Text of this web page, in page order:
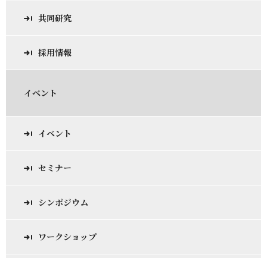
共同研究
採用情報
イベント
イベント
セミナー
シンポジウム
ワークショップ